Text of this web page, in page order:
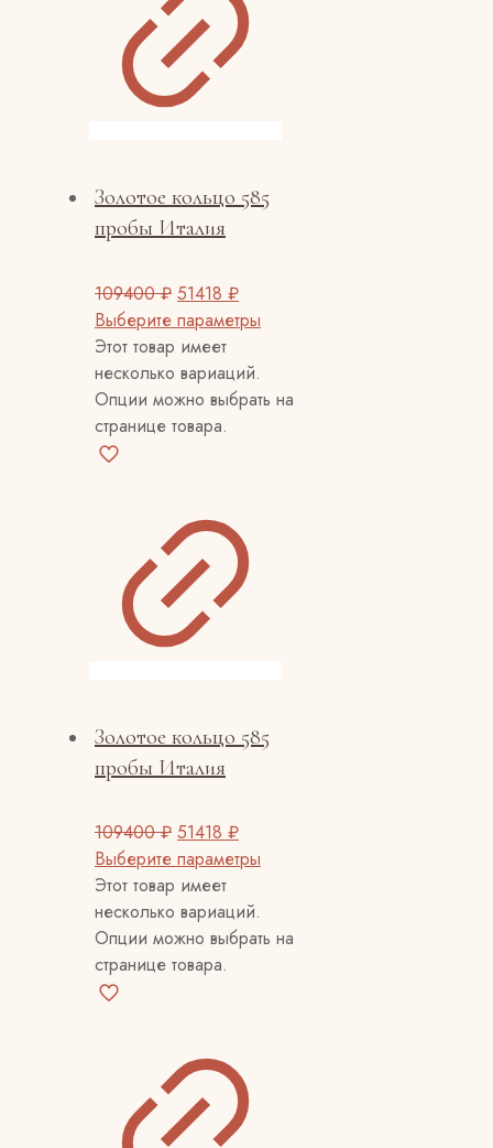
Золотое кольцо 585
пробы Италия
109400₽ 51418 ₽
Выберите параметры
Этот товар имеет
несколько вариаций.
Опции можно выбрать на
странице товара.
Золотое кольцо 585
пробы Италия
109400₽ 51418 ₽
Выберите параметры
Этот товар имеет
несколько вариаций.
Опции можно выбрать на
странице товара.